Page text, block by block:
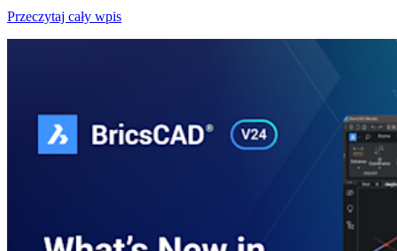
Przeczytaj cały wpis